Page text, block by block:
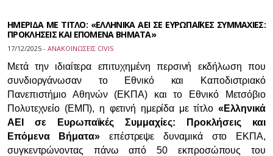
ΗΜΕΡΙΔΑ ΜΕ ΤΙΤΛΟ: «ΕΛΛΗΝΙΚΑ ΑΕΙ ΣΕ ΕΥΡΩΠΑΪΚΕΣ ΣΥΜΜΑΧΙΕΣ:
ΠΡΟΚΛΗΣΕΙΣ ΚΑΙ ΕΠΟΜΕΝΑ ΒΗΜΑΤΑ»
17/12/2025 - ΑΝΑΚΟΙΝΩΣΕΙΣ CIVIS
Μετά την ιδιαίτερα επιτυχημένη περσινή εκδήλωση που
συνδιοργάνωσαν το Εθνικό και Καποδιστριακό
Πανεπιστήμιο Αθηνών (ΕΚΠΑ) και το Εθνικό Μετσόβιο
Πολυτεχνείο (ΕΜΠ), η φετινή ημερίδα με τίτλο «Ελληνικά
ΑΕΙ σε Ευρωπαϊκές Συμμαχίες: Προκλήσεις και
Επόμενα Βήματα»επέστρεψε δυναμικά στο ΕΚΠΑ,
συγκεντρώνοντας πάνω από 50 εκπροσώπους του